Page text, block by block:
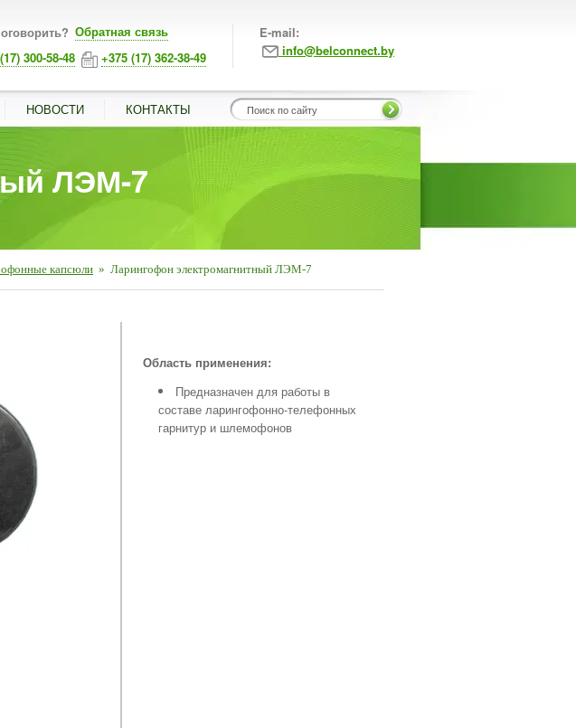
Обратная связь
300-58-48
+375 (17) 362-38-49
E-mail:
info@belconnect.by
НОВОСТИ КОНТАКТЫ
ЛЭМ-7
капсюли » Ларингофон электромагнитный ЛЭМ-7
Область применения:
Предназначен для работы в
составе ларингофонно-телефонных
гарнитур и шлемофонов